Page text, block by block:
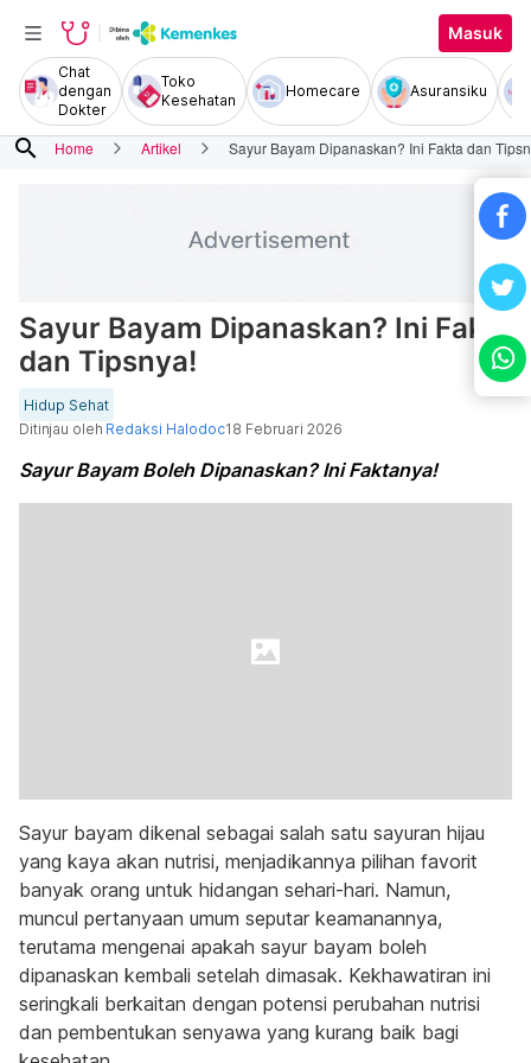
Masuk
Chat
dengan
Dokter
Toko
Kesehatan
Homecare Asuransiku
search Home Artikel Sayur Bayam Dipanaskan? Ini Fakta dan
Sayur Bayam Dipanaskan? Ini Fakta
dan Tipsnya!
Hidup Sehat
Ditinjau oleh Redaksi Halodoc18 Februari 2026
Sayur Bayam Boleh Dipanaskan? Ini Faktanya!
Sayur bayam dikenal sebagai salah satu sayuran hijau
yang kaya akan nutrisi, menjadikannya pilihan favorit
banyak orang untuk hidangan sehari-hari. Namun,
muncul pertanyaan umum seputar keamanannya,
terutama mengenai apakah sayur bayam boleh
dipanaskan kembali setelah dimasak. Kekhawatiran ini
seringkali berkaitan dengan potensi perubahan nutrisi
dan pembentukan senyawa yang kurang baik bagi